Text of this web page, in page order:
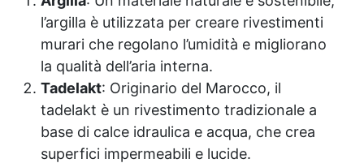
l’argilla è utilizzata per creare rivestimenti
murari che regolano l’umidità e migliorano
la qualità dell’aria interna.
Tadelakt: Originario del Marocco, il
tadelakt è un rivestimento tradizionale a
base di calce idraulica e acqua, che crea
superfici impermeabili e lucide.